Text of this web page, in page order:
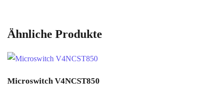
Ähnliche Produkte
Microswitch V4NCST850